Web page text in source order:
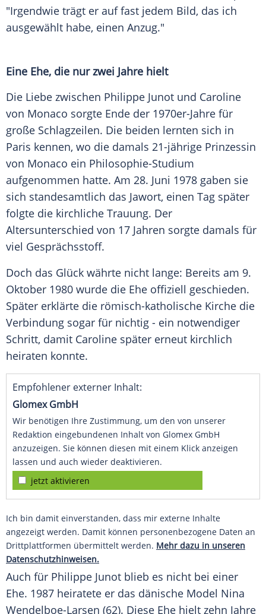
"Irgendwie trägt er auf fast jedem Bild, das ich
ausgewählt habe, einen Anzug."
Eine Ehe, die nur zwei Jahre hielt
Die Liebe zwischen Philippe Junot und Caroline
von Monaco sorgte Ende der 1970er-Jahre für
große Schlagzeilen. Die beiden lernten sich in
Paris kennen, wo die damals 21-jährige Prinzessin
von Monaco ein Philosophie-Studium
aufgenommen hatte. Am 28. Juni 1978 gaben sie
sich standesamtlich das Jawort, einen Tag später
folgte die kirchliche Trauung. Der
Altersunterschied von 17 Jahren sorgte damals für
viel Gesprächsstoff.
Doch das Glück währte nicht lange: Bereits am 9.
Oktober 1980 wurde die Ehe offiziell geschieden.
Später erklärte die römisch-katholische Kirche die
Verbindung sogar für nichtig - ein notwendiger
Schritt, damit Caroline später erneut kirchlich
heiraten konnte.
Empfohlener externer Inhalt:
Glomex GmbH
Wir benötigen Ihre Zustimmung, um den von unserer
Redaktion eingebundenen Inhalt von Glomex GmbH
anzuzeigen. Sie können diesen mit einem Klick anzeigen
lassen und auch wieder deaktivieren.
jetzt aktivieren
Ich bin damit einverstanden, dass mir externe Inhalte
angezeigt werden. Damit können personenbezogene Daten an
Drittplattformen übermittelt werden. Mehr dazu in unseren
Datenschutzhinweisen.
Auch für Philippe Junot blieb es nicht bei einer
Ehe. 1987 heiratete er das dänische Model Nina
Wendelboe-Larsen (62). Diese Ehe hielt zehn Jahre